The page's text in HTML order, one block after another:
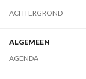
ACHTERGROND
ALGEMEEN
AGENDA